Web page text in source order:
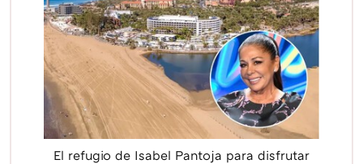
El refugio de Isabel Pantoja para disfrutar